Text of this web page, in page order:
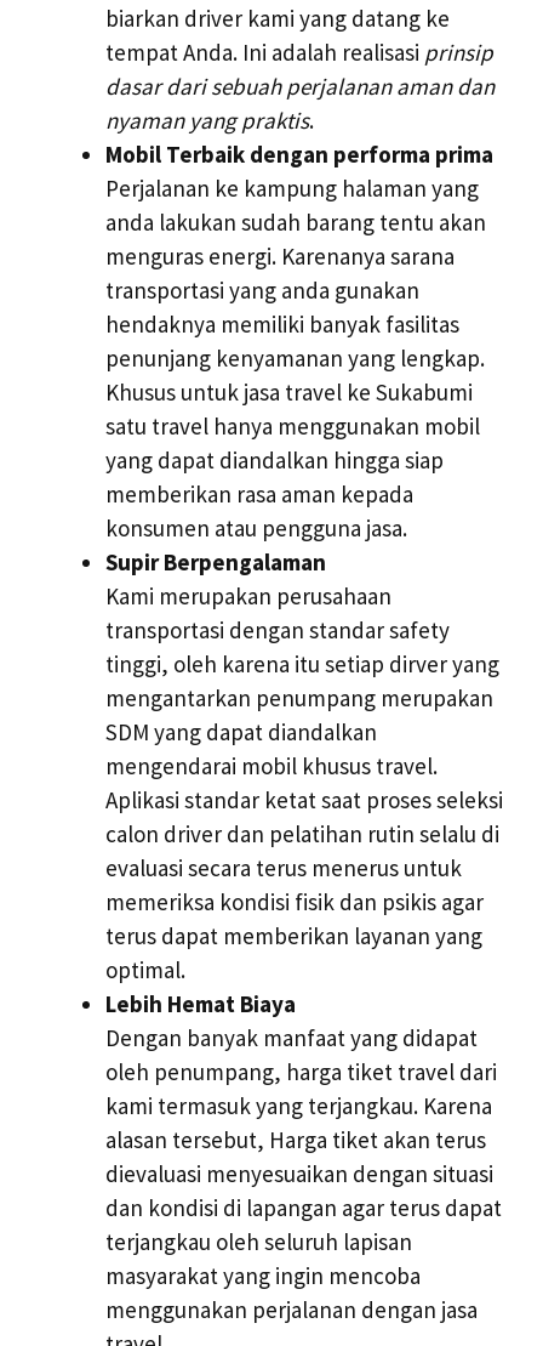
biarkan driver kami yang datang ke
tempat Anda. Ini adalah realisasi prinsip
dasar dari sebuah perjalanan aman dan
nyaman yang praktis.
Mobil Terbaik dengan performa prima
Perjalanan ke kampung halaman yang
anda lakukan sudah barang tentu akan
menguras energi. Karenanya sarana
transportasi yang anda gunakan
hendaknya memiliki banyak fasilitas
penunjang kenyamanan yang lengkap.
Khusus untuk jasa travel ke Sukabumi
satu travel hanya menggunakan mobil
yang dapat diandalkan hingga siap
memberikan rasa aman kepada
konsumen atau pengguna jasa.
Supir Berpengalaman
Kami merupakan perusahaan
transportasi dengan standar safety
tinggi, oleh karena itu setiap dirver yang
mengantarkan penumpang merupakan
SDM yang dapat diandalkan
mengendarai mobil khusus travel.
Aplikasi standar ketat saat proses seleksi
calon driver dan pelatihan rutin selalu di
evaluasi secara terus menerus untuk
memeriksa kondisi fisik dan psikis agar
terus dapat memberikan layanan yang
optimal.
Lebih Hemat Biaya
Dengan banyak manfaat yang didapat
oleh penumpang, harga tiket travel dari
kami termasuk yang terjangkau. Karena
alasan tersebut, Harga tiket akan terus
dievaluasi menyesuaikan dengan situasi
dan kondisi di lapangan agar terus dapat
terjangkau oleh seluruh lapisan
masyarakat yang ingin mencoba
menggunakan perjalanan dengan jasa